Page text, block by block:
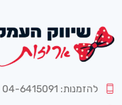
להזמנות: 04-6415091